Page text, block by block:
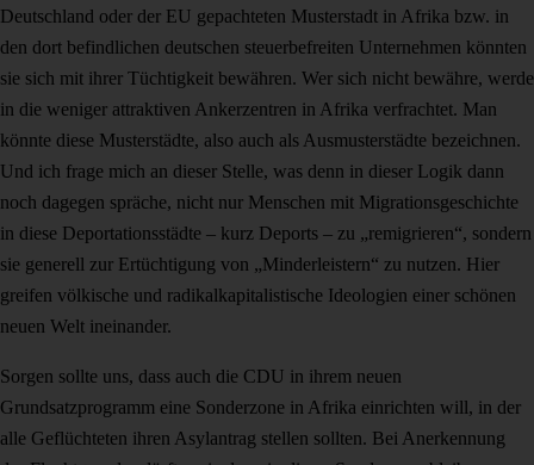
Deutschland oder der EU gepachteten Musterstadt in Afrika bzw. in
den dort befindlichen deutschen steuerbefreiten Unternehmen könnten
sie sich mit ihrer Tüchtigkeit bewähren. Wer sich nicht bewähre, werde
in die weniger attraktiven Ankerzentren in Afrika verfrachtet. Man
könnte diese Musterstädte, also auch als Ausmusterstädte bezeichnen.
Und ich frage mich an dieser Stelle, was denn in dieser Logik dann
noch dagegen spräche, nicht nur Menschen mit Migrationsgeschichte
in diese Deportationsstädte – kurz Deports – zu „remigrieren“, sondern
sie generell zur Ertüchtigung von „Minderleistern“ zu nutzen. Hier
greifen völkische und radikalkapitalistische Ideologien einer schönen
neuen Welt ineinander.
Sorgen sollte uns, dass auch die CDU in ihrem neuen
Grundsatzprogramm eine Sonderzone in Afrika einrichten will, in der
alle Geflüchteten ihren Asylantrag stellen sollten. Bei Anerkennung